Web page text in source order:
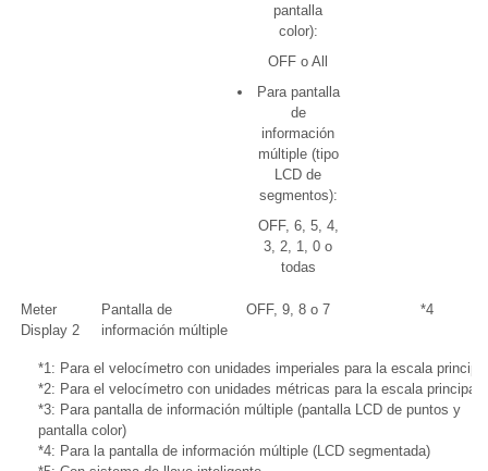
pantalla
color):
OFF o All
Para pantalla
de
información
múltiple (tipo
LCD de
segmentos):
OFF, 6, 5, 4,
3, 2, 1, 0 o
todas
Meter
Display 2
Pantalla de
información múltiple
OFF, 9, 8 o 7 *4
*1: Para el velocímetro con unidades imperiales para la escala principal
*2: Para el velocímetro con unidades métricas para la escala principal
*3: Para pantalla de información múltiple (pantalla LCD de puntos y
pantalla color)
*4: Para la pantalla de información múltiple (LCD segmentada)